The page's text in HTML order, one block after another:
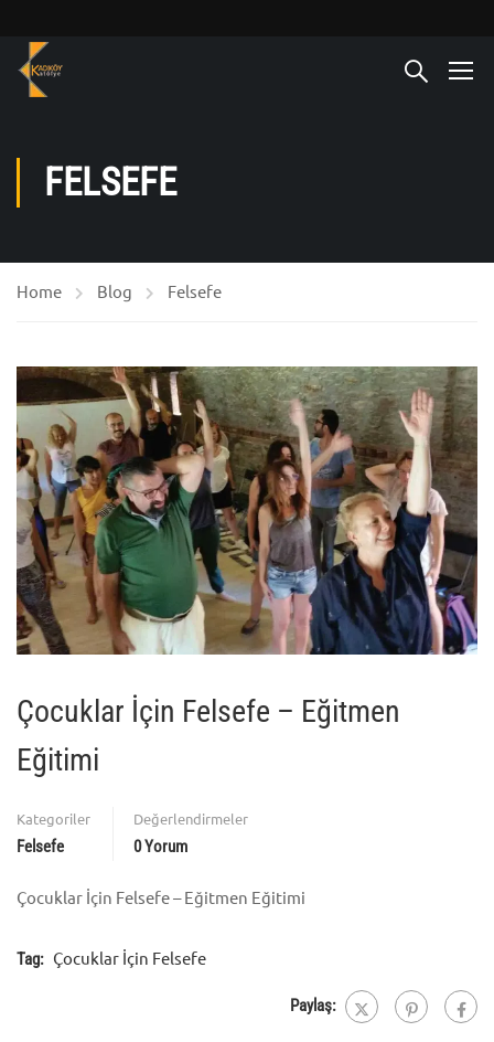
FELSEFE
Home Blog Felsefe
Çocuklar İçin Felsefe – Eğitmen
Eğitimi
Kategoriler
Felsefe
Değerlendirmeler
0 Yorum
Çocuklar İçin Felsefe – Eğitmen Eğitimi
Tag: Çocuklar İçin Felsefe
Paylaş: